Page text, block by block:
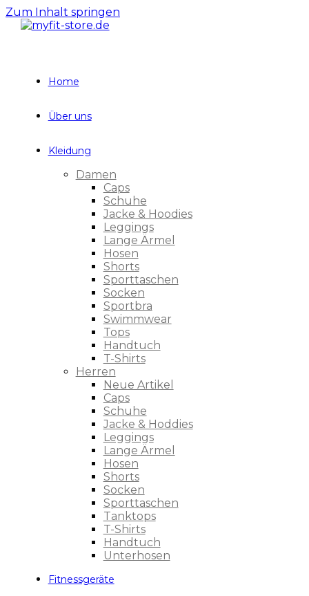
Zum Inhalt springen
Home
Über uns
Kleidung
Damen
Caps
Schuhe
Jacke & Hoodies
Leggings
Lange Ärmel
Hosen
Shorts
Sporttaschen
Socken
Sportbra
Swimmwear
Tops
Handtuch
T-Shirts
Herren
Neue Artikel
Caps
Schuhe
Jacke & Hoddies
Leggings
Lange Ärmel
Hosen
Shorts
Socken
Sporttaschen
Tanktops
T-Shirts
Handtuch
Unterhosen
Fitnessgeräte